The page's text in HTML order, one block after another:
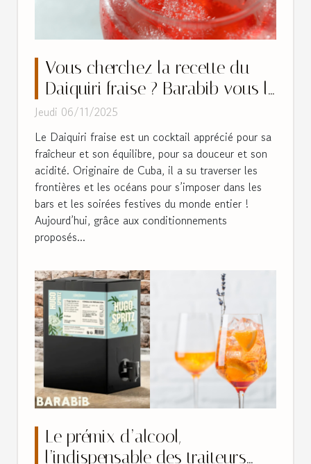
Vous cherchez la recette du
Daiquiri fraise ? Barabib vous le
livre prêt à consommer !
Jeudi 06/11/2025
Le Daiquiri fraise est un cocktail apprécié pour sa
fraîcheur et son équilibre, pour sa douceur et son
acidité. Originaire de Cuba, il a su traverser les
frontières et les océans pour s’imposer dans les
bars et les soirées festives du monde entier !
Aujourd’hui, grâce aux conditionnements
proposés...
Le prémix d’alcool,
l’indispensable des traiteurs